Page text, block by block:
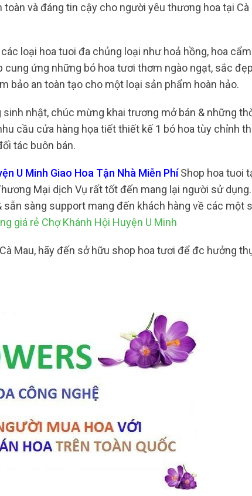
và đáng tin cậy cho người yêu thương hoa tại Cà
loại hoa tuoi đa chủng loại như hoả hồng, hoa
ứng những bó hoa tươi thơm ngào ngạt, sắc đẹp
bảo an toàn tạo cho một loại sản phẩm hoàn hảo.
nhật, chúc mừng khai trương mở bán & những
cầu cửa hàng họa tiết thiết kế 1 bó hoa tùy chỉnh
tác buôn bán.
U Minh Giao Hoa Tận Nhà Miễn PhíShop hoa tuoi
Mại dịch Vụ rất tốt đến mang lại người sử dụng.
sàng support mang đến khách hàng về các một
giá rẻ Chợ Khánh Hội Huyện U Minh
Mau, hãy đến sở hữu shop hoa tươi để đc hưởng